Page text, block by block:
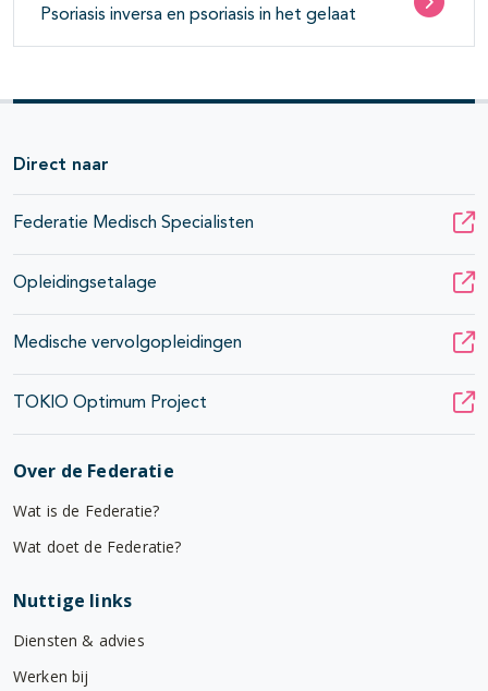
Psoriasis inversa en psoriasis in het gelaat
Direct naar
Federatie Medisch Specialisten
Opleidingsetalage
Medische vervolgopleidingen
TOKIO Optimum Project
Over de Federatie
Wat is de Federatie?
Wat doet de Federatie?
Nuttige links
Diensten & advies
Werken bij